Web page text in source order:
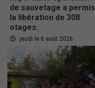
de sauvetage a permis
la libération de 308
otages.
jeudi le 6 août 2026